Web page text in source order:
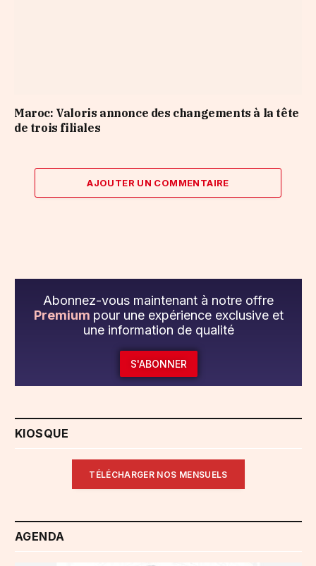
Maroc: Valoris annonce des changements à la tête
de trois filiales
AJOUTER UN COMMENTAIRE
Abonnez-vous maintenant à notre offre
Premium pour une expérience exclusive et
une information de qualité
S'ABONNER
KIOSQUE
TÉLÉCHARGER NOS MENSUELS
AGENDA